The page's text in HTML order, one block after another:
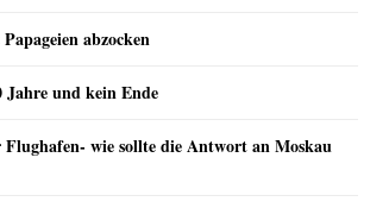
abzocken
und kein Ende
wie sollte die Antwort an Moskau